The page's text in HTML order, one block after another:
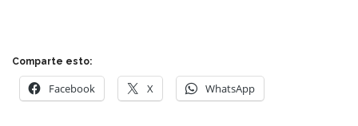
Comparte esto:
Facebook X WhatsApp